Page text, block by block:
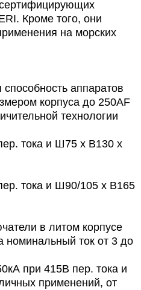
Кроме того, они
на морских
аппаратов
корпуса до 250AF
технологии
тока и Ш75 х В130 х
тока и Ш90/105 х В165
в литом корпусе
номинальный ток от 3 до
при 415В пер. тока и
применений, от